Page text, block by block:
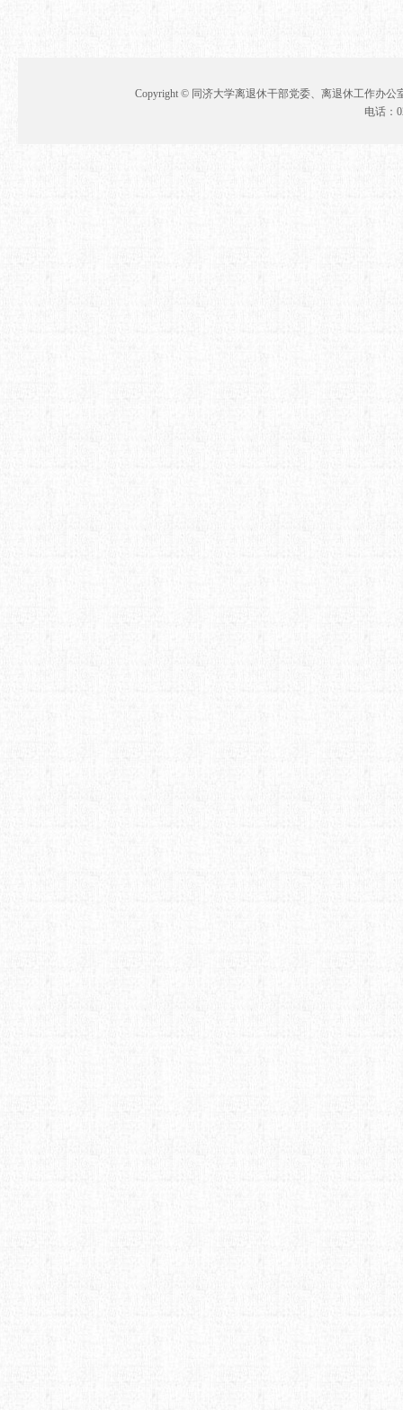
Copyright © 同济大学离退休干部党委、离退休工作办公
电话：